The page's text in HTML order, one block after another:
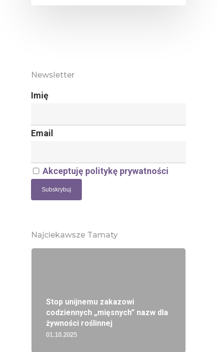
Newsletter
Imię
Email
Akceptuję politykę prywatności
Najciekawsze Tamaty
Stop unijnemu zakazowi
codziennych „mięsnych” nazw dla
żywności roślinnej
01.10.2025
Fakty